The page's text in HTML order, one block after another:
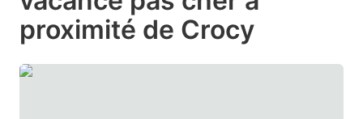
question
mark
key
question
mark
key
proximité de Crocy